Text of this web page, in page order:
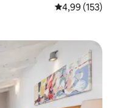
Évaluation
4,99 (153)